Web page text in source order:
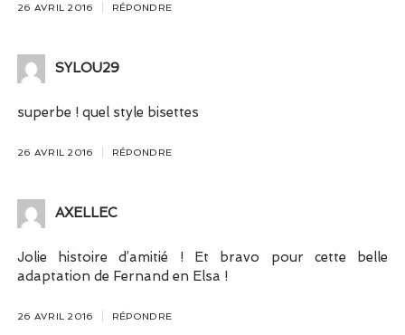
26 AVRIL 2016 RÉPONDRE
SYLOU29
superbe ! quel style bisettes
26 AVRIL 2016 RÉPONDRE
AXELLEC
Jolie histoire d’amitié ! Et bravo pour cette belle
adaptation de Fernand en Elsa !
26 AVRIL 2016 RÉPONDRE